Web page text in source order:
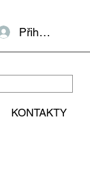
Přihlásit se
KONTAKTY